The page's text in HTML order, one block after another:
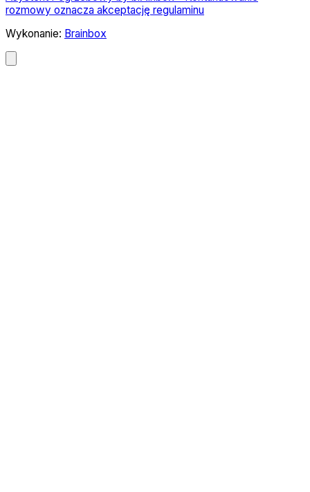
rozmowy oznacza akceptację regulaminu
Wykonanie: Brainbox